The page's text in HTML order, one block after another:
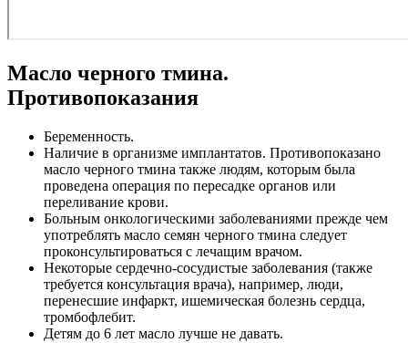
Масло черного тмина.
Противопоказания
Беременность.
Наличие в организме имплантатов. Противопоказано
масло черного тмина также людям, которым была
проведена операция по пересадке органов или
переливание крови.
Больным онкологическими заболеваниями прежде чем
употреблять масло семян черного тмина следует
проконсультироваться с лечащим врачом.
Некоторые сердечно-сосудистые заболевания (также
требуется консультация врача), например, люди,
перенесшие инфаркт, ишемическая болезнь сердца,
тромбофлебит.
Детям до 6 лет масло лучше не давать.